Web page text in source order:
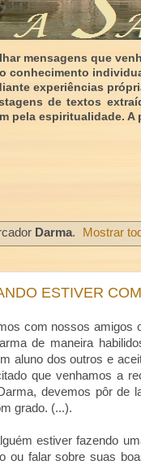
mensagens que
experiências
de textos
espiritualidade.
Darma. Mostrar
ESTIVER
com nossos amigos
de maneira
aluno dos outros e
que venhamos a
devemos pôr de
grado. (...).
estiver fazendo
ou falar sobre suas